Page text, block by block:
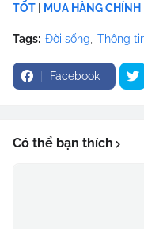
TỐT
MUA HÀNG CHÍNH
Tags: Đời sống Thông
Facebook
Có thể bạn thích